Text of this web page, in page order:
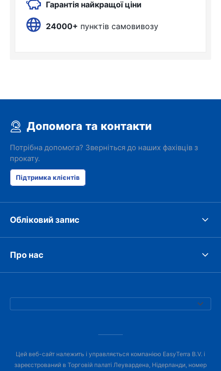
Гарантія найкращої ціни
24000+ пунктів самовивозу
Допомога та контакти
Потрібна допомога? Зверніться до наших фахівців з
прокату.
Підтримка клієнтів
Обліковий запис
Про нас
Цей веб-сайт належить і управляється компанією EasyTerra B.V. і
зареєстрований в Торговій палаті Леувардена, Нідерланди, номер